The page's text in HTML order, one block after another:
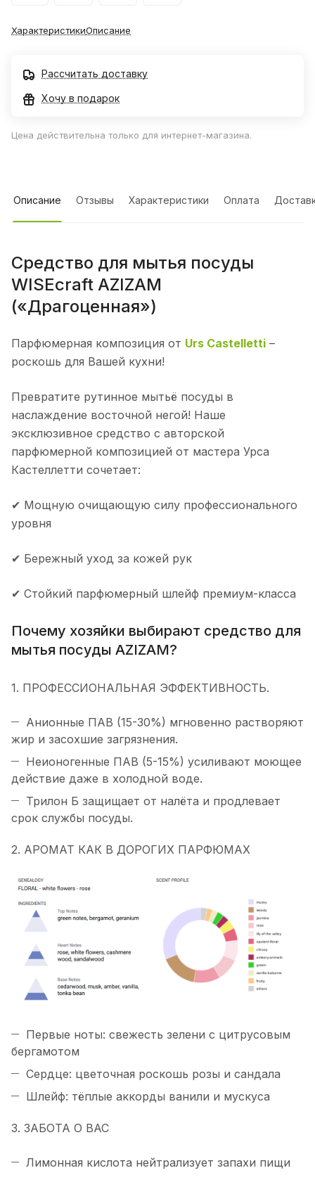
ХарактеристикиОписание
Рассчитать доставку
Хочу в подарок
Цена действительна только для интернет-магазина.
Описание Отзывы Характеристики Оплата
Средство для мытья посуды
WISEcraft AZIZAM
(«Драгоценная»)
Парфюмерная композиция от Urs Castelletti –
роскошь для Вашей кухни!
Превратите рутинное мытьё посуды в
наслаждение восточной негой! Наше
эксклюзивное средство с авторской
парфюмерной композицией от мастера Урса
Кастеллетти сочетает:
✔ Мощную очищающую силу профессионального
уровня
✔ Бережный уход за кожей рук
✔ Стойкий парфюмерный шлейф премиум-класса
Почему хозяйки выбирают средство для
мытья посуды AZIZAM?
1. ПРОФЕССИОНАЛЬНАЯ ЭФФЕКТИВНОСТЬ.
Анионные ПАВ (15-30%) мгновенно растворяют
жир и засохшие загрязнения.
Неионогенные ПАВ (5-15%) усиливают моющее
действие даже в холодной воде.
Трилон Б защищает от налёта и продлевает
срок службы посуды.
2. АРОМАТ КАК В ДОРОГИХ ПАРФЮМАХ
Первые ноты: свежесть зелени с цитрусовым
бергамотом
Сердце: цветочная роскошь розы и сандала
Шлейф: тёплые аккорды ванили и мускуса
3. ЗАБОТА О ВАС
Лимонная кислота нейтрализует запахи пищи